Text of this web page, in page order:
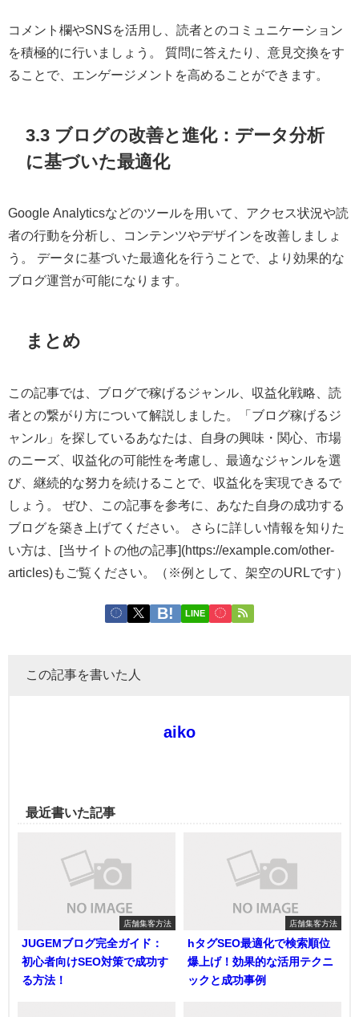
コメント欄やSNSを活用し、読者とのコミュニケーション
を積極的に行いましょう。 質問に答えたり、意見交換をす
ることで、エンゲージメントを高めることができます。
3.3 ブログの改善と進化：データ分析
に基づいた最適化
Google Analyticsなどのツールを用いて、アクセス状況や読
者の行動を分析し、コンテンツやデザインを改善しましょ
う。 データに基づいた最適化を行うことで、より効果的な
ブログ運営が可能になります。
まとめ
この記事では、ブログで稼げるジャンル、収益化戦略、読
者との繋がり方について解説しました。「ブログ稼げるジ
ャンル」を探しているあなたは、自身の興味・関心、市場
のニーズ、収益化の可能性を考慮し、最適なジャンルを選
び、継続的な努力を続けることで、収益化を実現できるで
しょう。 ぜひ、この記事を参考に、あなた自身の成功する
ブログを築き上げてください。 さらに詳しい情報を知りた
い方は、[当サイトの他の記事](https://example.com/other-
articles)もご覧ください。（※例として、架空のURLです）
LINE
この記事を書いた人
aiko
最近書いた記事
店舗集客方法
JUGEMブログ完全ガイド：
初心者向けSEO対策で成功す
る方法！
店舗集客方法
hタグSEO最適化で検索順位
爆上げ！効果的な活用テクニ
ックと成功事例